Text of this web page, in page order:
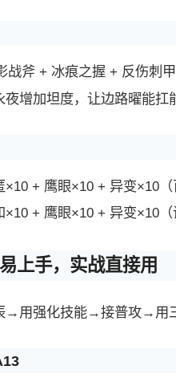
战斧 + 冰痕之握 + 反伤刺
增加坦度，让边路曜能扛
×10 + 鹰眼×10 + 异变×10（
×10 + 鹰眼×10 + 异变×10
上手，实战直接用
→用强化技能→接普攻→用